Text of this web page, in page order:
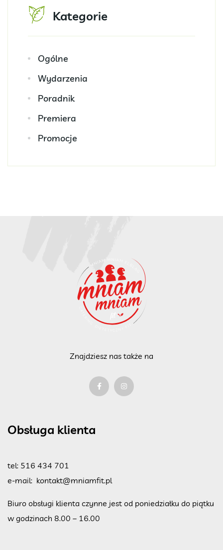
Kategorie
Ogólne
Wydarzenia
Poradnik
Premiera
Promocje
Znajdziesz nas także na
Obsługa klienta
tel: 516 434 701
e-mail: kontakt@mniamfit.pl
Biuro obsługi klienta czynne jest od poniedziałku do piątku
w godzinach 8.00 – 16.00